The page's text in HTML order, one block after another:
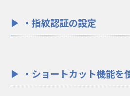
・指紋認証の設定
・ショートカット機能を